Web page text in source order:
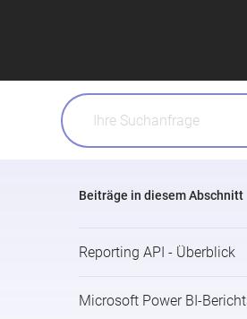
Beiträge in diesem Abschnitt
Reporting API - Überblick
Microsoft Power BI-